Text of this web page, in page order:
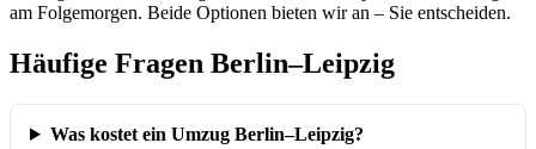
am Folgemorgen. Beide Optionen bieten wir an – Sie entscheiden.
Häufige Fragen Berlin–Leipzig
Was kostet ein Umzug Berlin–Leipzig?